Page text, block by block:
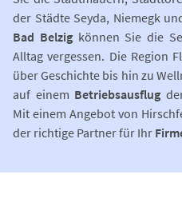
der Städte Seyda, Niemegk
Bad Belzigkönnen Sie die
Alltag vergessen. Die Region
über Geschichte bis hin zu
auf einem Betriebsausflug
Mit einem Angebot von
der richtige Partner für Ihr